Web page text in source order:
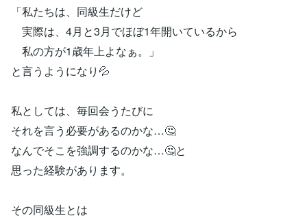
「私たちは、同級生だけど
実際は、4月と3月でほぼ1年開いているから
私の方が1歳年上よなぁ。」
と言うようになり💦
私としては、毎回会うたびに
それを言う必要があるのかな…🤔
なんでそこを強調するのかな…🤔と
思った経験があります。
その同級生とは